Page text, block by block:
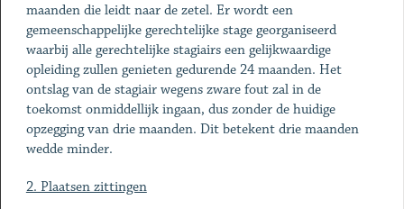
maanden die leidt naar de zetel. Er wordt een
gemeenschappelijke gerechtelijke stage georganiseerd
waarbij alle gerechtelijke stagiairs een gelijkwaardige
opleiding zullen genieten gedurende 24 maanden. Het
ontslag van de stagiair wegens zware fout zal in de
toekomst onmiddellijk ingaan, dus zonder de huidige
opzegging van drie maanden. Dit betekent drie maanden
wedde minder.
2. Plaatsen zittingen